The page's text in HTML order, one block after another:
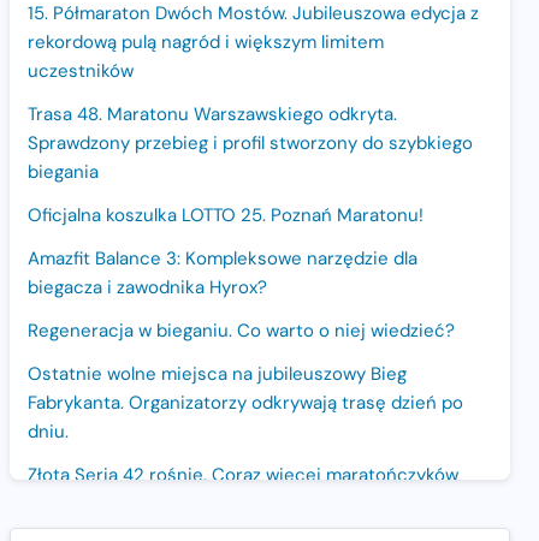
15. Półmaraton Dwóch Mostów. Jubileuszowa edycja z
rekordową pulą nagród i większym limitem
uczestników
Trasa 48. Maratonu Warszawskiego odkryta.
Sprawdzony przebieg i profil stworzony do szybkiego
biegania
Oficjalna koszulka LOTTO 25. Poznań Maratonu!
Amazfit Balance 3: Kompleksowe narzędzie dla
biegacza i zawodnika Hyrox?
Regeneracja w bieganiu. Co warto o niej wiedzieć?
Ostatnie wolne miejsca na jubileuszowy Bieg
Fabrykanta. Organizatorzy odkrywają trasę dzień po
dniu.
Złota Seria 42 rośnie. Coraz więcej maratończyków
Polsce